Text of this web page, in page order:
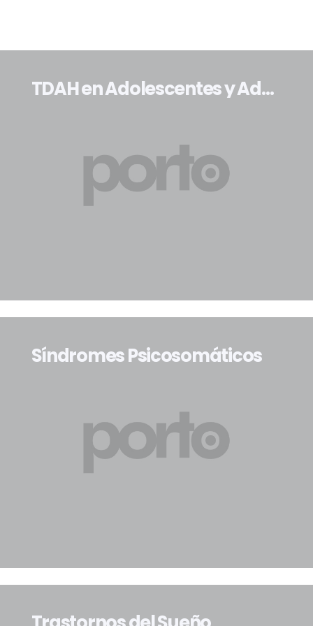
TDAH en Adolescentes y Adultos
Síndromes Psicosomáticos